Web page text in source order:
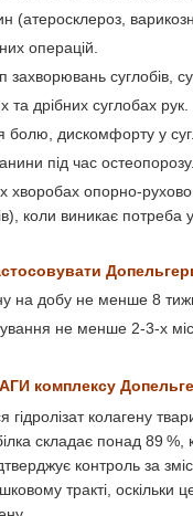
(атеросклероз,
операцій.
захворювань суглобів,
та дрібних суглобах рук.
болю, дискомфорту у
під час
хворобах опорно-
коли виникає потреба
на добу не менше 8
не менше 2-3-х
комплексу
гідролізат колагену
складає понад 89 %,
контроль за
тракті,